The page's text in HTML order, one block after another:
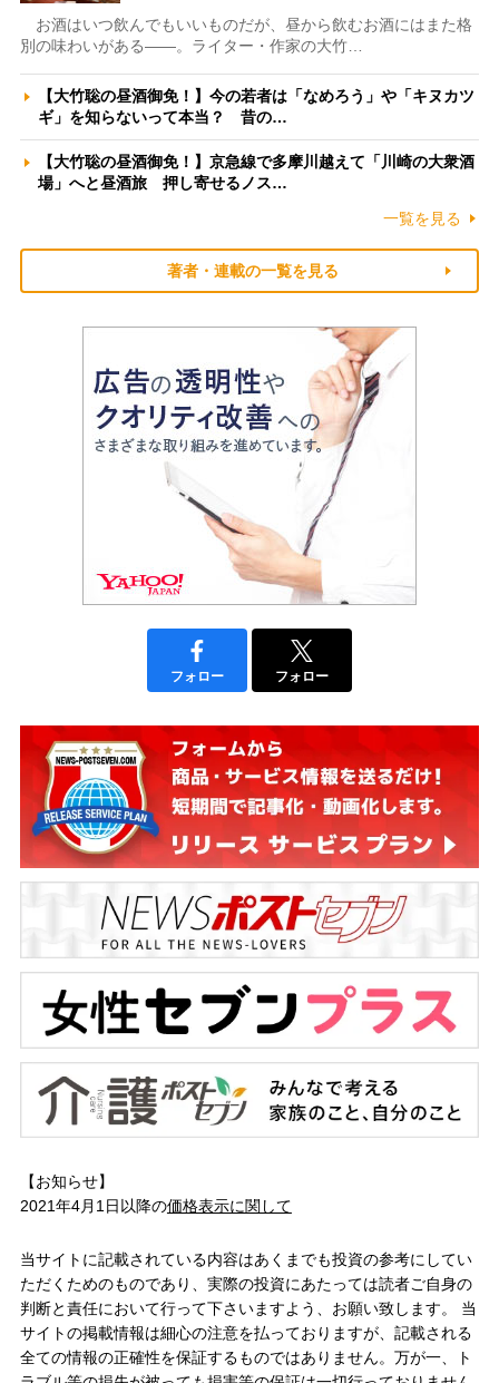
お酒はいつ飲んでもいいものだが、昼から飲むお酒にはまた格
別の味わいがある――。ライター・作家の大竹…
【大竹聡の昼酒御免！】今の若者は「なめろう」や「キヌカツ
ギ」を知らないって本当？ 昔の…
【大竹聡の昼酒御免！】京急線で多摩川越えて「川崎の大衆酒
場」へと昼酒旅 押し寄せるノス…
一覧を見る
著者・連載の一覧を見る
フォロー フォロー
【お知らせ】
2021年4月1日以降の価格表示に関して
当サイトに記載されている内容はあくまでも投資の参考にしてい
ただくためのものであり、実際の投資にあたっては読者ご自身の
判断と責任において行って下さいますよう、お願い致します。 当
サイトの掲載情報は細心の注意を払っておりますが、記載される
全ての情報の正確性を保証するものではありません。万が一、ト